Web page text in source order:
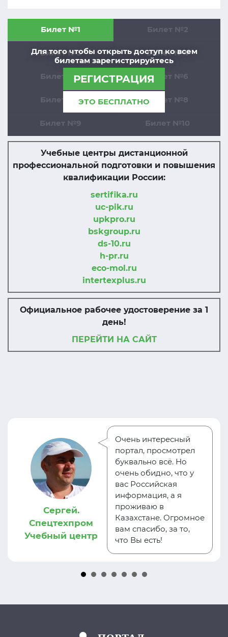
Для того чтобы открыть доступ ко всем
билетам зарегистрируйтесь
РЕГИСТРАЦИЯ
ЭТО БЕСПЛАТНО
Билет №1 Билет №2
Билет №3 Билет №4
Билет №5 Билет №6
Билет №7 Билет №8
Билет №9 Билет №10
Учебные центры дистанционной
профессиональной подготовки и повышения
квалификации России:
sertifika.ru
uc-pik.ru
upkpro.ru
bskgroup.ru
ds-10.ru
h-pr.ru
eco-mol.ru
intertexplus.ru
Официальное рабочее удостоверение за 1
день!
ПЕРЕЙТИ НА САЙТ
Сергей.
Спецтехпром
Учебный центр
Очень интересный
портал, просмотрел
буквально всё. Но
очень обидно, что у
вас Российская
информация, а я
проживаю в
Казахстане. Огромное
вам спасибо, за то,
что Вы есть!